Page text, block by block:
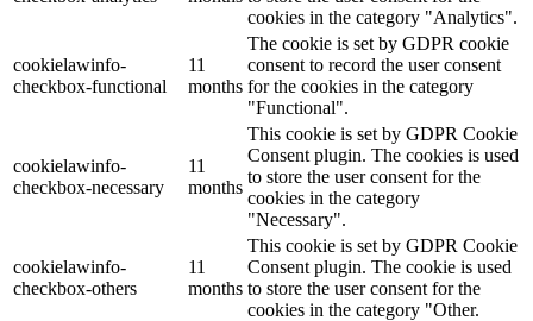
cookies in the category "Analytics".
cookielawinfo-
checkbox-functional
11
months
The cookie is set by GDPR cookie
consent to record the user consent
for the cookies in the category
"Functional".
cookielawinfo-
checkbox-necessary
11
months
This cookie is set by GDPR Cookie
Consent plugin. The cookies is used
to store the user consent for the
cookies in the category
"Necessary".
cookielawinfo-
checkbox-others
11
months
This cookie is set by GDPR Cookie
Consent plugin. The cookie is used
to store the user consent for the
cookies in the category "Other.